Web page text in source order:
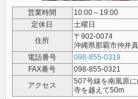
営業時間
10:00～19:00
定休日
土曜日
住所
〒902-0074
沖縄県那覇市仲井
電話番号
098-855-0319
FAX番号
098-855-0321
アクセス
507号線を南風原
寺を越えて50m